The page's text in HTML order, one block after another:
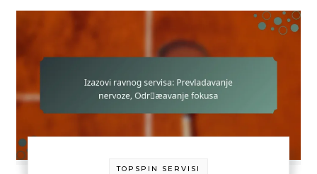
TOPSPIN SERVISI